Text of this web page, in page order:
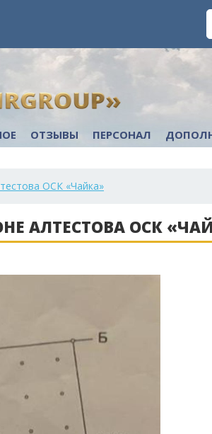
ОТЗЫВЫ ПЕРСОНАЛ
ОСК «Чайка»
АЛТЕСТОВА ОСК